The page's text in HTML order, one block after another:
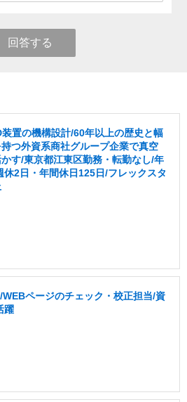
回答する
置の機構設計/60年以上の歴史と幅
つ外資系商社グループ企業で真空
す/東京都江東区勤務・転勤なし/年
2日・年間休日125日/フレックスタ
ページのチェック・校正担当/資
躍